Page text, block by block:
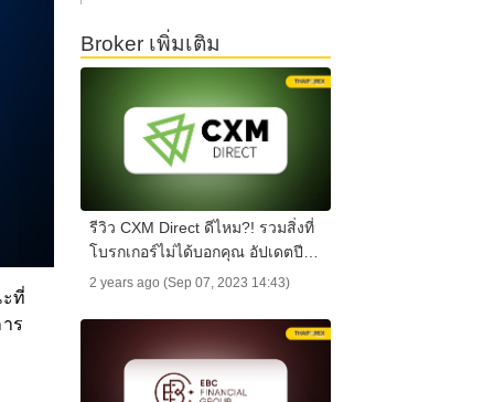
ที่
ร
Broker เพิ่มเติม
รีวิว CXM Direct ดีไหม?! รวมสิ่งที่
โบรกเกอร์ไม่ได้บอกคุณ อัปเดตปี
2025
2 years ago (Sep 07, 2023 14:43)